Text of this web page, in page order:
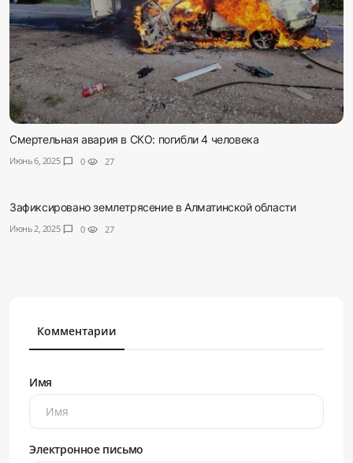
Смертельная авария в СКО: погибли 4 человека
Июнь 6, 2025 chat_bubble 0 visibility 27
Зафиксировано землетрясение в Алматинской области
Июнь 2, 2025 chat_bubble 0 visibility 27
Комментарии
Имя
Электронное письмо